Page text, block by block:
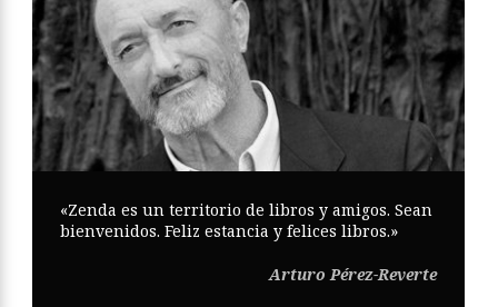
«Zenda es un territorio de libros y amigos. Sean
bienvenidos. Feliz estancia y felices libros.»
Arturo Pérez-Reverte